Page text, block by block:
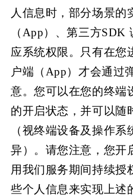
人信息时，部分场景的
（App）、第三方SDK
应系统权限。只有在您
户端（App）才会通过
意。您可以在您的终端
的开启状态，并可以随
（视终端设备及操作
异）。请您注意，您开
用我们服务期间持续授
些个人信息来实现上述